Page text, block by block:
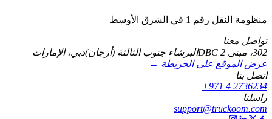
منظومة النقل رقم 1 في الشرق الأوسط
تواصل معنا
302، مبنى DBC 2
البرشاء جنوب الثالثة (أرجان)دبي، الإمارات
عرض الموقع على الخريطة ←
اتصل بنا
+971 4 2736234
راسلنا
support@truckoom.com